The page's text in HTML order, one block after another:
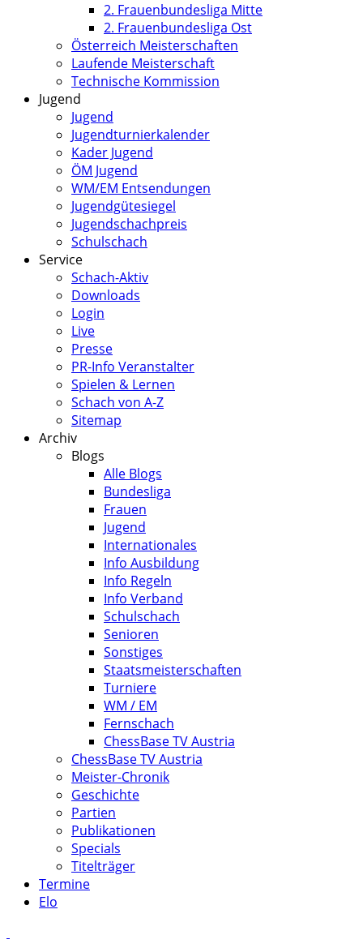
2. Frauenbundesliga Mitte
2. Frauenbundesliga Ost
Österreich Meisterschaften
Laufende Meisterschaft
Technische Kommission
Jugend
Jugend
Jugendturnierkalender
Kader Jugend
ÖM Jugend
WM/EM Entsendungen
Jugendgütesiegel
Jugendschachpreis
Schulschach
Service
Schach-Aktiv
Downloads
Login
Live
Presse
PR-Info Veranstalter
Spielen & Lernen
Schach von A-Z
Sitemap
Archiv
Blogs
Alle Blogs
Bundesliga
Frauen
Jugend
Internationales
Info Ausbildung
Info Regeln
Info Verband
Schulschach
Senioren
Sonstiges
Staatsmeisterschaften
Turniere
WM / EM
Fernschach
ChessBase TV Austria
ChessBase TV Austria
Meister-Chronik
Geschichte
Partien
Publikationen
Specials
Titelträger
Termine
Elo